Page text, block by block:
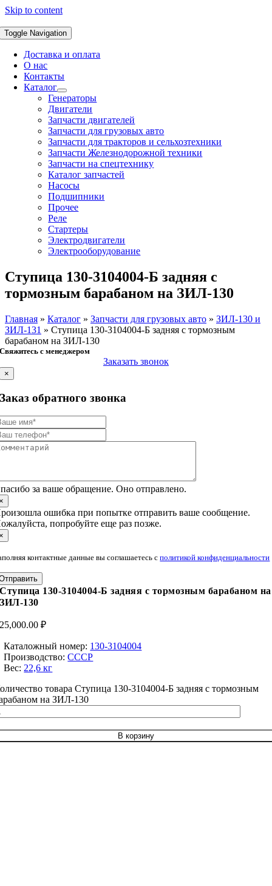
Skip to content
Toggle Navigation
Доставка и оплата
О нас
Контакты
Каталог
Генераторы
Двигатели
Запчасти двигателей
Запчасти для грузовых авто
Запчасти для тракторов и сельхозтехники
Запчасти Железнодорожной техники
Запчасти на спецтехнику
Каталог запчастей
Насосы
Подшипники
Прочее
Реле
Стартеры
Электродвигатели
Электрооборудование
Ступица 130-3104004-Б задняя с
тормозным барабаном на ЗИЛ-130
Главная » Каталог » Запчасти для грузовых авто » ЗИЛ-130 и
ЗИЛ-131 » Ступица 130-3104004-Б задняя с тормозным
барабаном на ЗИЛ-130
Свяжитесь с менеджером
Заказать звонок
×
Заказ обратного звонка
за ваше обращение. Оно отправлено.
ошибка при попытке отправить ваше сообщение.
попробуйте еще раз позже.
контактные данные вы соглашаетесь сполитикой конфиденциальности
Ступица 130-3104004-Б задняя с тормозным барабаном на
ЗИЛ-130
25,000.00₽
Каталожный номер: 130-3104004
Производство:СССР
Вес: 22,6 кг
товара Ступица 130-3104004-Б задняя с тормозным
на ЗИЛ-130
В корзину